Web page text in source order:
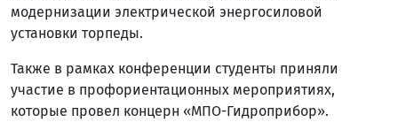
модернизации электрической энергосиловой
установки торпеды.
Также в рамках конференции студенты приняли
участие в профориентационных мероприятиях,
которые провел концерн «МПО-Гидроприбор».